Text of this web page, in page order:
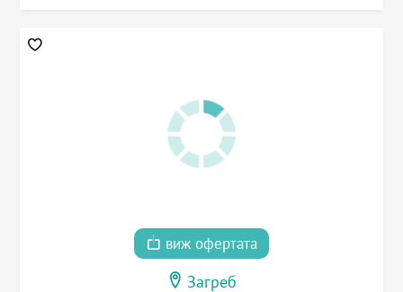
виж офертата
Загреб